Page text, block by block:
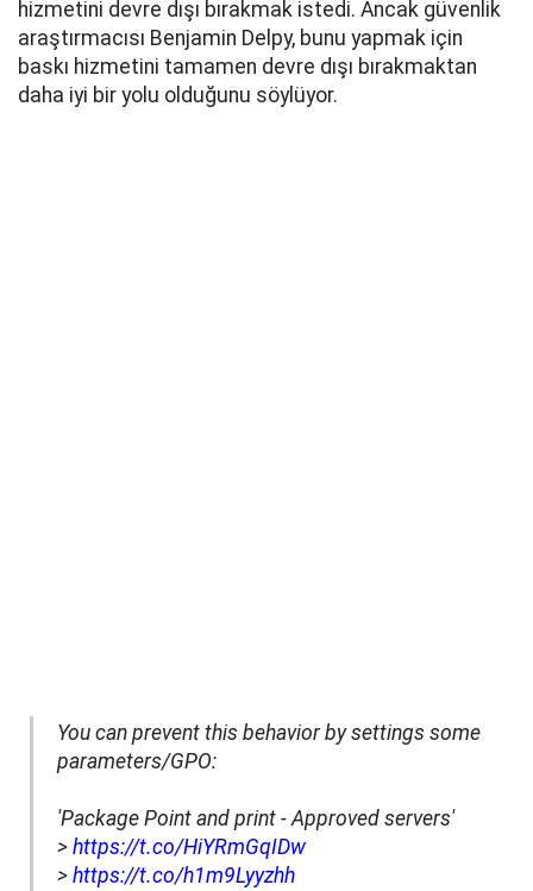
hizmetini devre dışı bırakmak istedi. Ancak güvenlik
araştırmacısı Benjamin Delpy, bunu yapmak için
baskı hizmetini tamamen devre dışı bırakmaktan
daha iyi bir yolu olduğunu söylüyor.
You can prevent this behavior by settings some
parameters/GPO:
'Package Point and print - Approved servers'
> https://t.co/HiYRmGqIDw
> https://t.co/h1m9Lyyzhh